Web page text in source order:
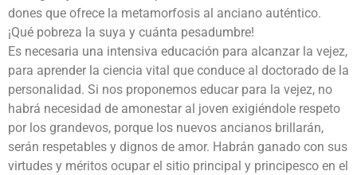
dones que ofrece la metamorfosis al anciano auténtico.
¡Qué pobreza la suya y cuánta pesadumbre!
Es necesaria una intensiva educación para alcanzar la vejez,
para aprender la ciencia vital que conduce al doctorado de la
personalidad. Si nos proponemos educar para la vejez, no
habrá necesidad de amonestar al joven exigiéndole respeto
por los grandevos, porque los nuevos ancianos brillarán,
serán respetables y dignos de amor. Habrán ganado con sus
virtudes y méritos ocupar el sitio principal y principesco en el